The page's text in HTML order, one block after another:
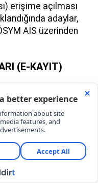
erişime açılması
adaylar,
AİS üzerinden
(E-KAYIT)
adaylar için
haftasında
göre elektronik
2026 tarihleri
yaptırması